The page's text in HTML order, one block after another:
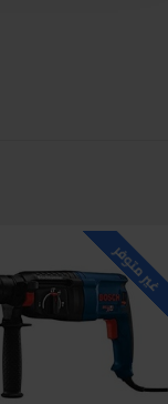
غير متوفر